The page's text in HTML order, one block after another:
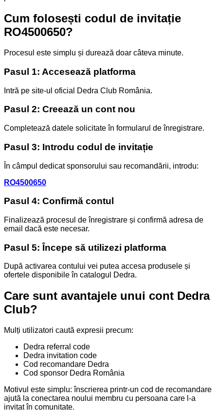
Cum folosești codul de invitație
RO4500650?
Procesul este simplu și durează doar câteva minute.
Pasul 1: Accesează platforma
Intră pe site-ul oficial Dedra Club România.
Pasul 2: Creează un cont nou
Completează datele solicitate în formularul de înregistrare.
Pasul 3: Introdu codul de invitație
În câmpul dedicat sponsorului sau recomandării, introdu:
RO4500650
Pasul 4: Confirmă contul
Finalizează procesul de înregistrare și confirmă adresa de
email dacă este necesar.
Pasul 5: Începe să utilizezi platforma
După activarea contului vei putea accesa produsele și
ofertele disponibile în catalogul Dedra.
Care sunt avantajele unui cont Dedra
Club?
Mulți utilizatori caută expresii precum:
Dedra referral code
Dedra invitation code
Cod recomandare Dedra
Cod sponsor Dedra România
Motivul este simplu: înscrierea printr-un cod de recomandare
ajută la conectarea noului membru cu persoana care l-a
invitat în comunitate.